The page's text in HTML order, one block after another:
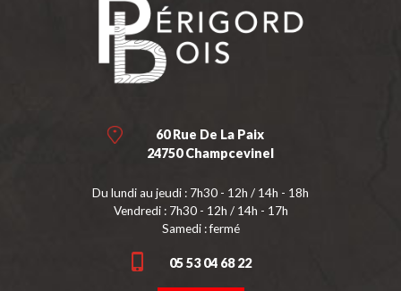
60 Rue De La Paix
24750 Champcevinel
Du lundi au jeudi : 7h30 - 12h / 14h - 18h
Vendredi : 7h30 - 12h / 14h - 17h
Samedi : fermé
05 53 04 68 22